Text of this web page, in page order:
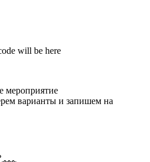
will be here
мероприятие
варианты и запишем на